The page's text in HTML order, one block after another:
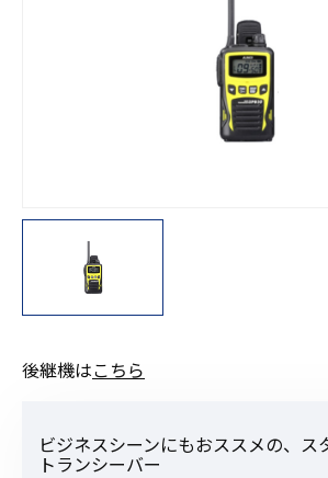
後継機はこちら
ビジネスシーンにもおススメの、ス
トランシーバー